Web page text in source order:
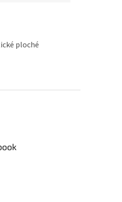
ploché